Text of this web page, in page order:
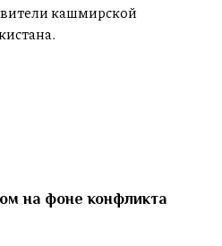
кашмирской
на фоне конфликта